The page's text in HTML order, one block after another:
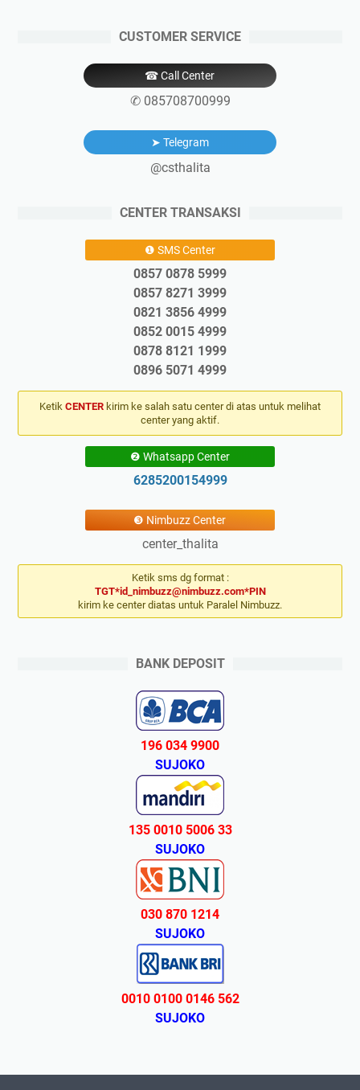
CUSTOMER SERVICE
☎ Call Center
✆ 085708700999
➤ Telegram
@csthalita
CENTER TRANSAKSI
❶ SMS Center
0857 0878 5999
0857 8271 3999
0821 3856 4999
0852 0015 4999
0878 8121 1999
0896 5071 4999
Ketik CENTER kirim ke salah satu center di atas untuk melihat
center yang aktif.
❷ Whatsapp Center
6285200154999
❸ Nimbuzz Center
center_thalita
Ketik sms dg format :
TGT*id_nimbuzz@nimbuzz.com*PIN
kirim ke center diatas untuk Paralel Nimbuzz.
BANK DEPOSIT
196 034 9900
SUJOKO
135 0010 5006 33
SUJOKO
030 870 1214
SUJOKO
0010 0100 0146 562
SUJOKO